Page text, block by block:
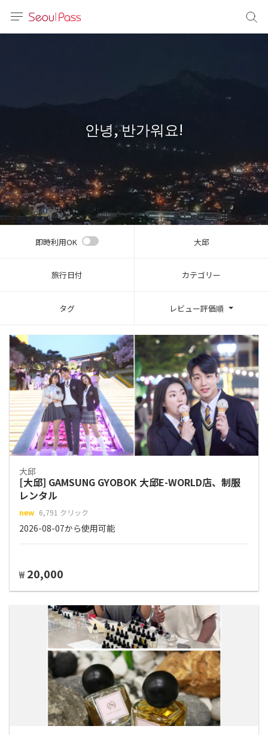
文 (台灣)
안녕, 반가워요!
即時利用OK 大邱
旅行日付 カテゴリー
タグ レビュー評価順
大邱
[大邱] GAMSUNG GYOBOK 大邱E-WORLD店、制服
レンタル
new 6,791 クリック
2026-08-07から使用可能
₩ 20,000